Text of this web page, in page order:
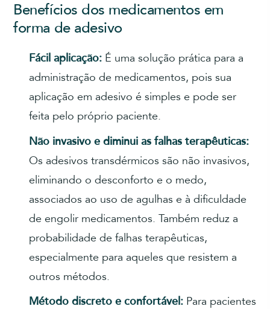
Benefícios dos medicamentos em
forma de adesivo
Fácil aplicação: É uma solução prática para a
administração de medicamentos, pois sua
aplicação em adesivo é simples e pode ser
feita pelo próprio paciente.
Não invasivo e diminui as falhas terapêuticas:
Os adesivos transdérmicos são não invasivos,
eliminando o desconforto e o medo,
associados ao uso de agulhas e à dificuldade
de engolir medicamentos. Também reduz a
probabilidade de falhas terapêuticas,
especialmente para aqueles que resistem a
outros métodos.
Método discreto e confortável: Para pacientes